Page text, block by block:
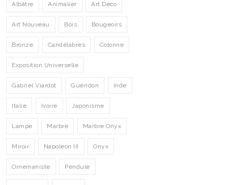
Albâtre Animalier Art Déco
Art Nouveau Bois Bougeoirs
Bronze Candélabres Colonne
Exposition Universelle
Gabriel Viardot Guéridon Inde
Italie Ivoire Japonisme
Lampe Marbre Marbre Onyx
Miroir Napoleon III Onyx
Ornemaniste Pendule